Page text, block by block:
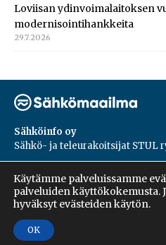
Loviisan ydinvoimalaitoksen
modernisointihankkeita
29.7.2026
Sähköinfo oy
Sähkö- ja teleurakoitsijat STUL
PL 55, 02601, Espoo
Harakantie 18 B
09 5476 1422
Käytämme palveluissamme
palveluiden käyttökokemusta.
hyväksyt evästeiden käytön.
OK